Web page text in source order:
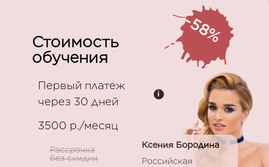
Стоимость
обучения
Первый платеж
через 30 дней
i
3500 р./месяц
Рассрочка
без скидки
Ксения Бородина
Российская
-58%